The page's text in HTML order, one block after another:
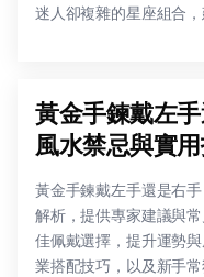
迷人卻複雜的星座組合
黃金手鍊戴左手
風水禁忌與實
黃金手鍊戴左手還是右
解析，提供專家建議與
佳佩戴選擇，提升運勢
業搭配技巧，以及新手常